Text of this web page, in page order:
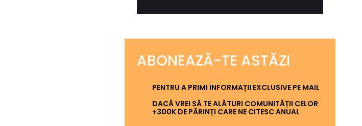
ABONEAZĂ-TE ASTĂZI
PENTRU A PRIMI INFORMAȚII EXCLUSIVE PE MAIL
DACĂ VREI SĂ TE ALĂTURI COMUNITĂȚII CELOR
+300K DE PĂRINȚI CARE NE CITESC ANUAL